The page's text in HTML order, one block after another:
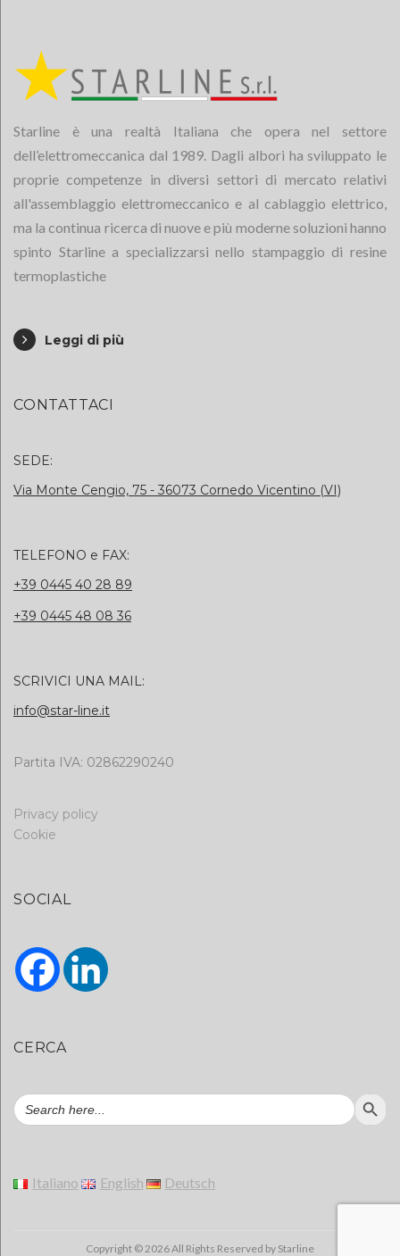
Starline è una realtà Italiana che opera nel settore
dell’elettromeccanica dal 1989. Dagli albori ha sviluppato le
proprie competenze in diversi settori di mercato relativi
all'assemblaggio elettromeccanico e al cablaggio elettrico,
ma la continua ricerca di nuove e più moderne soluzioni hanno
spinto Starline a specializzarsi nello stampaggio di resine
termoplastiche
Leggi di più
CONTATTACI
SEDE:
Via Monte Cengio, 75 - 36073 Cornedo Vicentino (VI)
TELEFONO e FAX:
+39 0445 40 28 89
+39 0445 48 08 36
SCRIVICI UNA MAIL:
info@star-line.it
Partita IVA: 02862290240
Privacy policy
Cookie
SOCIAL
CERCA
Search
for:
Italiano English Deutsch
Copyright © 2026 All Rights Reserved by Starline